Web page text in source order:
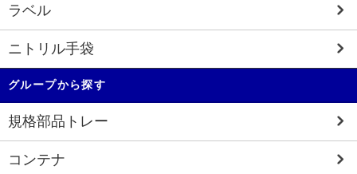
ラベル
ニトリル手袋
グループから探す
規格部品トレー
コンテナ